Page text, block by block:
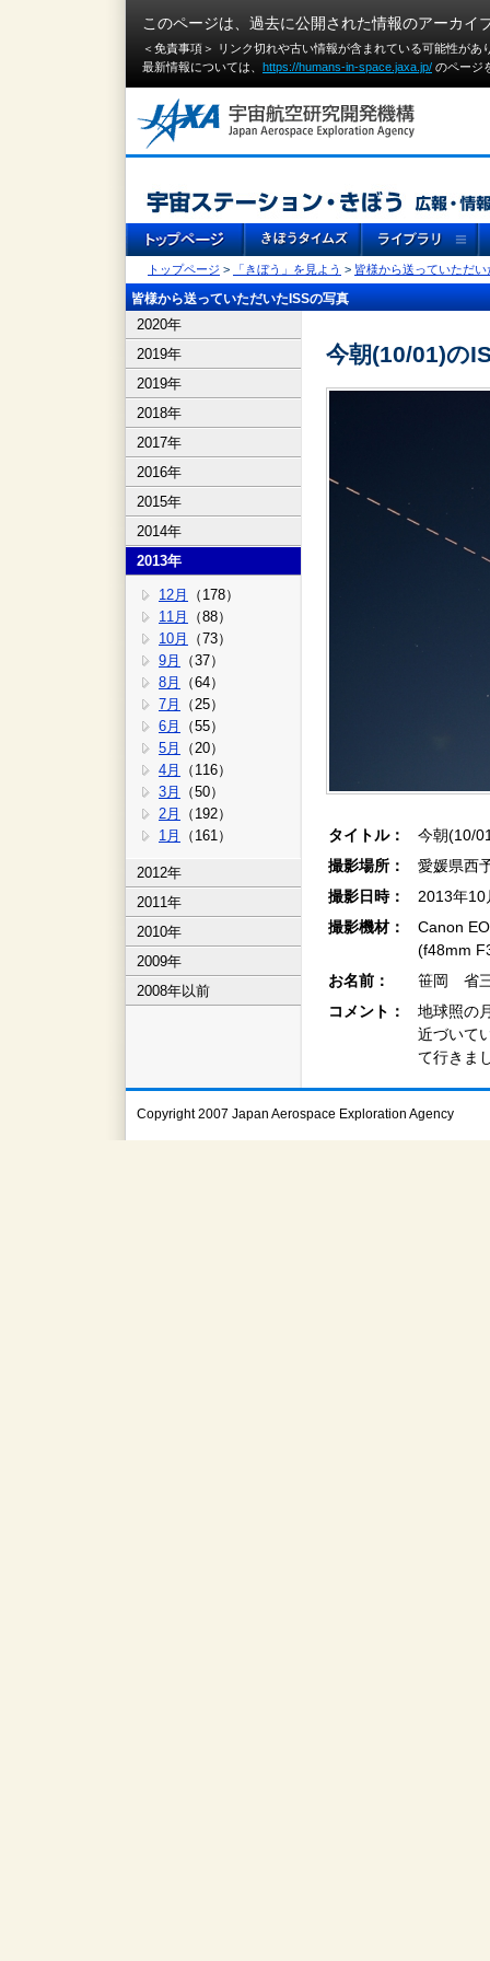
このページは、過去に公開された情報のアーカイ
＜免責事項＞ リンク切れや古い情報が含まれている可能性が
最新情報については、 https://humans-in-space.jaxa.jp/ のページ
トップページ > 「きぼう」を見よう > 皆様から送っていただい
皆様から送っていただいたISSの写真
2020年
2019年
2019年
2018年
2017年
2016年
2015年
2014年
2013年
12月
（178）
11月
（88）
10月
（73）
9月
（37）
8月
（64）
7月
（25）
6月
（55）
5月
（20）
4月
（116）
3月
（50）
2月
（192）
1月
（161）
2012年
2011年
2010年
2009年
2008年以前
今朝(10/01)の
タイトル：
今朝(10/
撮影場所：
愛媛県西
撮影日時：
2013年
撮影機材：
Canon
(f48mm
お名前：
笹岡 省
コメント：
地球照の
近づいて
て行きま
Copyright 2007 Japan Aerospace Exploration Agency